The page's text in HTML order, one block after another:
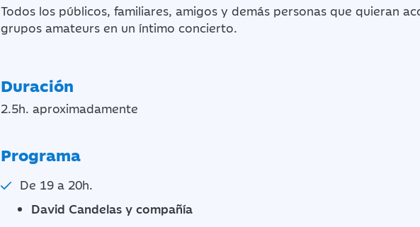
Todos los públicos, familiares, amigos y demás personas que quieran
grupos amateurs en un íntimo concierto.
Duración
2.5h. aproximadamente
Programa
De 19 a 20h.
David Candelas y compañía